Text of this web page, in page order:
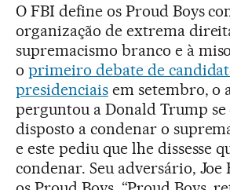
O FBI define os Proud Boys
organização de extrema
supremacismo branco e à
o primeiro debate de
presidenciaisem setembro, o
perguntou a Donald Trump se
disposto a condenar o
e este pediu que lhe dissesse
condenar. Seu adversário, Joe